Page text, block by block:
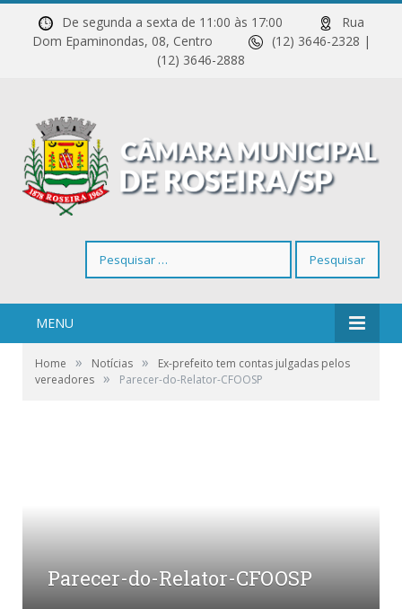
De segunda a sexta de 11:00 às 17:00
Rua
Dom Epaminondas, 08, Centro
(12) 3646-2328 |
(12) 3646-2888
por:
MENU
Home » Notícias »
Ex-prefeito tem contas julgadas pelos
vereadores » Parecer-do-Relator-CFOOSP
Parecer-do-Relator-CFOOSP